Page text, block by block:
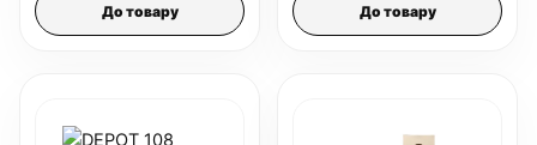
До товару До товару